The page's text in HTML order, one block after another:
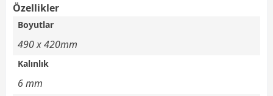
Özellikler
Boyutlar
490 x 420mm
Kalınlık
6 mm